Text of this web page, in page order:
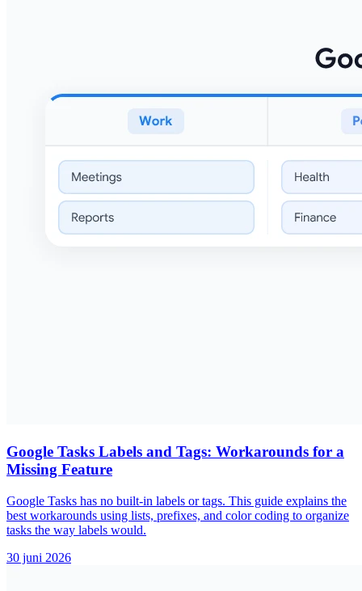
Google Tasks Labels and Tags: Workarounds for a
Missing Feature
Google Tasks has no built-in labels or tags. This guide explains the
best workarounds using lists, prefixes, and color coding to organize
tasks the way labels would.
30 juni 2026